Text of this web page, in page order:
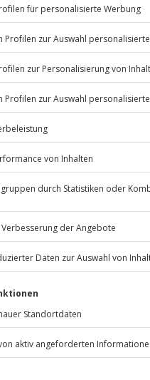
mit Einverständniserklärung
(vorab mit dem
Listenansicht
© OpenStreetMaps
SchweizerGmbH
München
an bundesweiten